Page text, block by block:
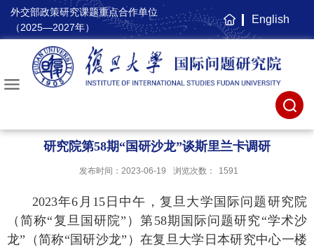
外交部政策研究课题重点合作单位
（2025—2027年）
主
页
English
研究院第58期“国研沙龙”谈斯里兰卡调研
发布时间：2023-06-19 浏览次数： 1591
2023年6 月 15日中午，复旦大学国际问题研究院
（简称“复旦国研院”）第58期国际问题研究“学术沙
龙”（简称“国研沙龙”）在复旦大学日本研究中心一楼